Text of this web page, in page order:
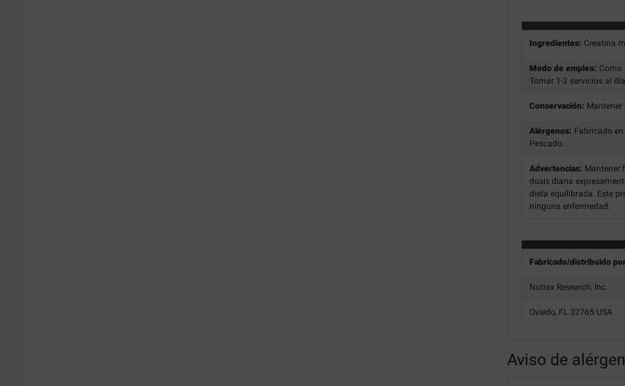
Ingredientes: Creatina
Modo de empleo: Como
Tomar 1-2 servicios al
Conservación: Mantener
Alérgenos: Fabricado
Pescado.
Advertencias: Mantener
dosis diaria
dieta equilibrada. Este
ninguna enfermedad.
Fabricado/distribuido
Nutrex Research, Inc.
Oviedo, FL 32765 USA
Aviso de